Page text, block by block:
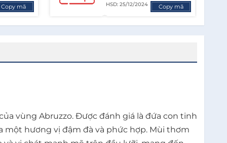
Copy mã HSD: 25/12/2024 Copy mã
của vùng Abruzzo. Được đánh giá là đứa con tinh
hương vị đậm đà và phức hợp. Mùi thơm